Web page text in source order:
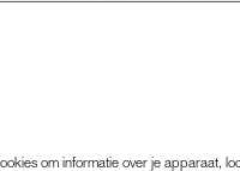
om informatie over je apparaat,